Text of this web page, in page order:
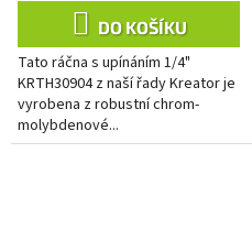
DO KOŠÍKU
Tato ráčna s upínáním 1/4"
KRTH30904 z naší řady Kreator je
vyrobena z robustní chrom-
molybdenové...